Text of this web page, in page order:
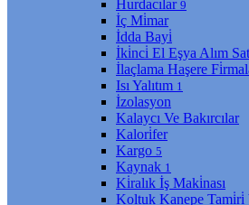
Hurdacılar 9
İç Mi̇mar
İdda Bayi̇
İki̇nci̇ El Eşya Alım
İlaçlama Haşere
Isı Yalıtım 1
İzolasyon
Kalaycı Ve Bakırcılar
Kalori̇fer
Kargo 5
Kaynak 1
Ki̇ralık İş Maki̇nası
Koltuk Kanepe Tami̇ri̇